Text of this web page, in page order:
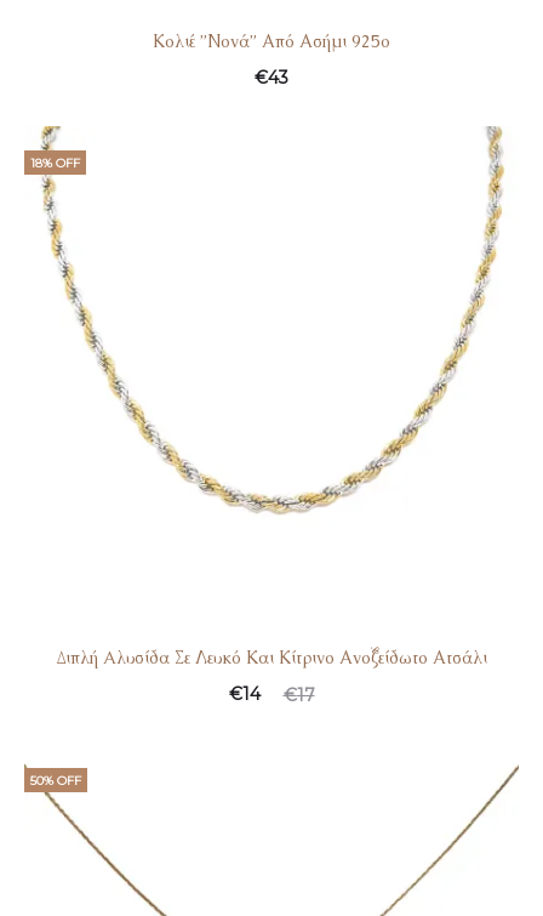
Κολιέ ”Νονά” Από Ασήμι 925ο
€43
18% OFF
Διπλή Aλυσίδα Σε Λευκό Και Κίτρινο Ανοξείδωτο Ατσάλι
€17
€14
50% OFF